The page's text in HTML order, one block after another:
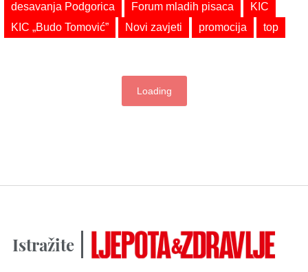
desavanja Podgorica Forum mladih pisaca
KIC
KIC „Budo Tomović”
Novi zavjeti promocija top
Loading
Istražite